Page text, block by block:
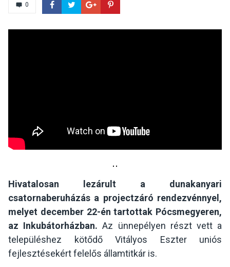
0
Hivatalosan lezárult a dunakanyari
csatornaberuházás a projectzáró rendezvénnyel,
melyet december 22-én tartottak Pócsmegyeren,
az Inkubátorházban.Az ünnepélyen részt vett a
településhez kötődő Vitályos Eszter uniós
fejlesztésekért felelős államtitkár is.